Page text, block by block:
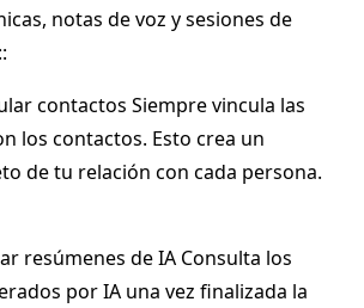
notas de voz y sesiones de
contactos Siempre vincula las
los contactos. Esto crea un
de tu relación con cada persona.
resúmenes de IA Consulta los
por IA una vez finalizada la